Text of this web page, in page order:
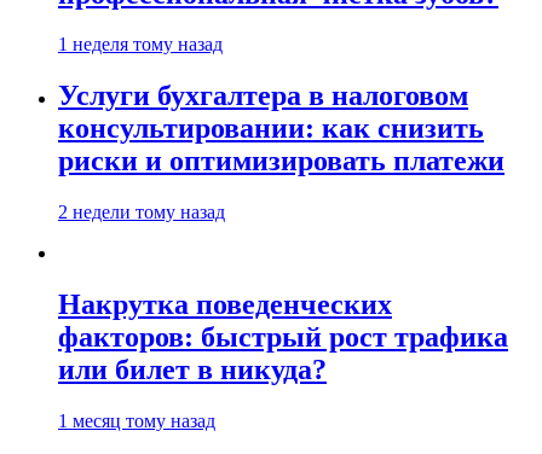
1 неделя тому назад
Услуги бухгалтера в налоговом
консультировании: как снизить
риски и оптимизировать платежи
2 недели тому назад
Накрутка поведенческих
факторов: быстрый рост трафика
или билет в никуда?
1 месяц тому назад